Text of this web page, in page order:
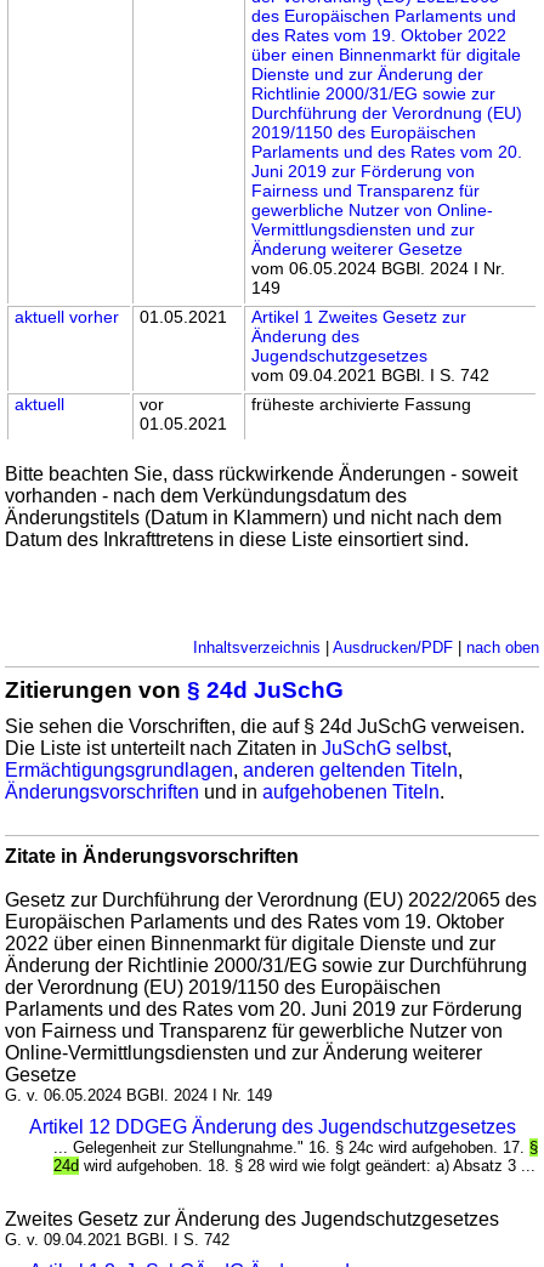
des Europäischen Parlaments und
des Rates vom 19. Oktober 2022
über einen Binnenmarkt für digitale
Dienste und zur Änderung der
Richtlinie 2000/31/EG sowie zur
Durchführung der Verordnung (EU)
2019/1150 des Europäischen
Parlaments und des Rates vom 20.
Juni 2019 zur Förderung von
Fairness und Transparenz für
gewerbliche Nutzer von Online-
Vermittlungsdiensten und zur
Änderung weiterer Gesetze
vom 06.05.2024 BGBl. 2024 I Nr.
149
aktuell vorher 01.05.2021
Artikel 1 Zweites Gesetz zur
Änderung des
Jugendschutzgesetzes
vom 09.04.2021 BGBl. I S. 742
aktuell
vor
01.05.2021
früheste archivierte Fassung
Bitte beachten Sie, dass rückwirkende Änderungen - soweit
vorhanden - nach dem Verkündungsdatum des
Änderungstitels (Datum in Klammern) und nicht nach dem
Datum des Inkrafttretens in diese Liste einsortiert sind.
Inhaltsverzeichnis Ausdrucken/PDF| nach oben
Zitierungen von§ 24d JuSchG
Sie sehen die Vorschriften, die auf § 24d JuSchG verweisen.
Die Liste ist unterteilt nach Zitaten inJuSchG selbst,
Ermächtigungsgrundlagen,anderen geltenden Titeln,
Änderungsvorschriften und inaufgehobenen Titeln.
Zitate in Änderungsvorschriften
Gesetz zur Durchführung der Verordnung (EU) 2022/2065 des
Europäischen Parlaments und des Rates vom 19. Oktober
2022 über einen Binnenmarkt für digitale Dienste und zur
Änderung der Richtlinie 2000/31/EG sowie zur Durchführung
der Verordnung (EU) 2019/1150 des Europäischen
Parlaments und des Rates vom 20. Juni 2019 zur Förderung
von Fairness und Transparenz für gewerbliche Nutzer von
Online-Vermittlungsdiensten und zur Änderung weiterer
Gesetze
G. v. 06.05.2024 BGBl. 2024 I Nr. 149
Artikel 12 DDGEG Änderung des Jugendschutzgesetzes
... Gelegenheit zur Stellungnahme." 16. § 24c wird aufgehoben. 17. §
24d wird aufgehoben. 18. § 28 wird wie folgt geändert: a) Absatz 3 ...
Zweites Gesetz zur Änderung des Jugendschutzgesetzes
G. v. 09.04.2021 BGBl. I S. 742